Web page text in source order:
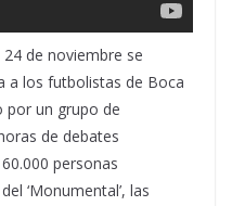
de noviembre se
a los futbolistas de Boca
por un grupo de
de debates
personas
‘Monumental’, las